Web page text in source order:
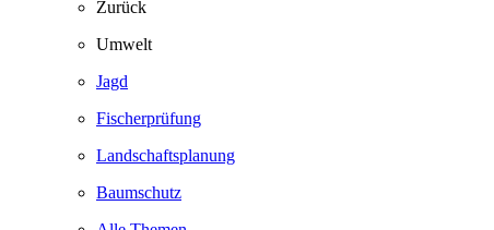
Zurück
Umwelt
Jagd
Fischerprüfung
Landschaftsplanung
Baumschutz